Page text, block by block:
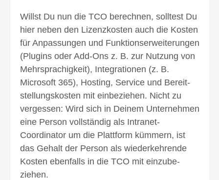
Willst Du nun die TCO berechnen, solltest Du
hier neben den Lizenz­kosten auch die Kosten
für Anpassungen und Funktions­erweiterungen
(Plugins oder Add-Ons z. B. zur Nutzung von
Mehr­sprachigkeit), Integrationen (z. B.
Microsoft 365), Hosting, Service und Bereit­
stellungs­kosten mit einbeziehen. Nicht zu
vergessen: Wird sich in Deinem Unternehmen
eine Person voll­ständig als Intranet-
Coordinator um die Plattform kümmern, ist
das Gehalt der Person als wieder­kehrende
Kosten ebenfalls in die TCO mit einzu­be­
ziehen.